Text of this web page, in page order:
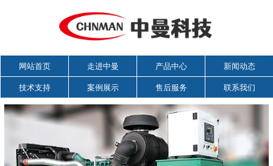
网站首页 走进中曼 产品中心 新闻动态
技术支持 案例展示 售后服务 联系我们